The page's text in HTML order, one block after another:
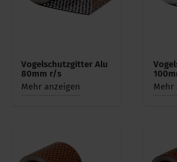
Vogelschutzgitter Alu
80mm r/s
Mehr anzeigen
Mehr